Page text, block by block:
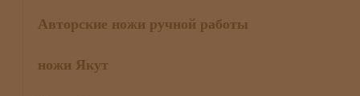
Авторские ножи ручной работы
ножи Якут